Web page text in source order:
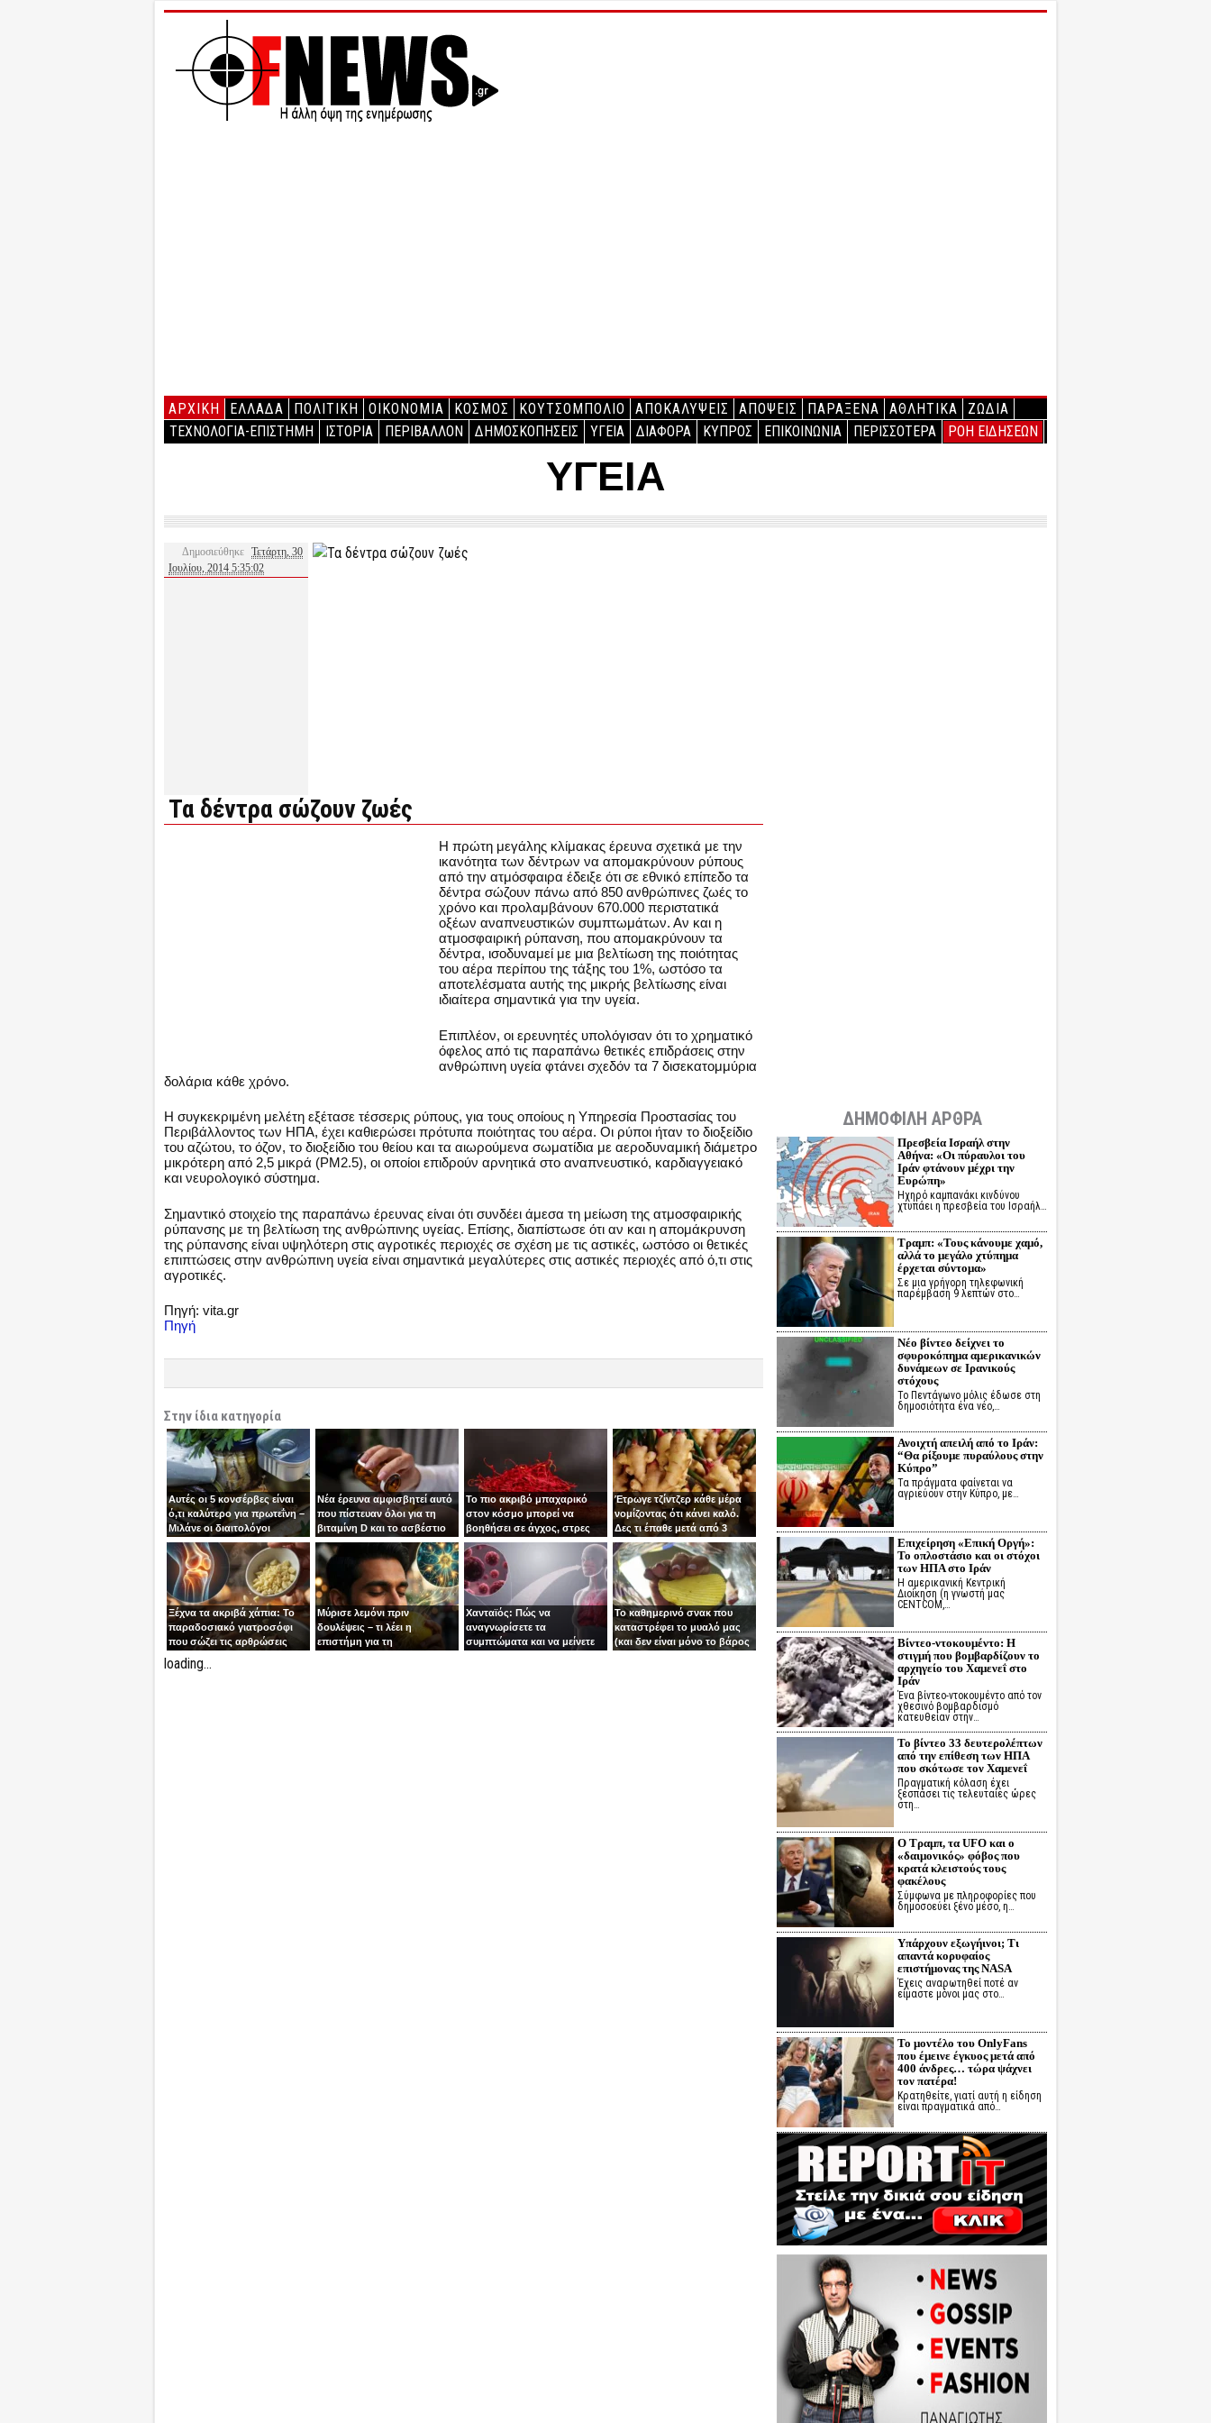
ΑΡΧΙΚΉ ΕΛΛΑΔΑ ΠΟΛΙΤΙΚΗ ΟΙΚΟΝΟΜΙΑ ΚΟΣΜΟΣ ΚΟΥΤΣΟΜΠΟΛΙΟ ΑΠΟΚΑΛΥΨΕΙΣ ΑΠΟΨΕΙΣ ΠΑΡΑΞΕΝΑ ΑΘΛΗΤΙΚΑ
ΖΩΔΙΑ
ΤΕΧΝΟΛΟΓΙΑ-ΕΠΙΣΤΗΜΗ
ΙΣΤΟΡΙΑ ΠΕΡΙΒΑΛΛΟΝ ΔΗΜΟΣΚΟΠΗΣΕΙΣ ΥΓΕΙΑ ΔΙΑΦΟΡΑ ΚΥΠΡΟΣ ΕΠΙΚΟΙΝΩΝΙΑ ΠΕΡΙΣΣΟΤΕΡΑ ΡΟΗ ΕΙΔΗΣΕΩΝ
ΥΓΕΙΑ
Δημοσιεύθηκε Τετάρτη, 30
Ιουλίου, 2014 5:35:02
Τα δέντρα σώζουν ζωές
Η πρώτη μεγάλης κλίμακας έρευνα σχετικά με την
ικανότητα των δέντρων να απομακρύνουν ρύπους
από την ατμόσφαιρα έδειξε ότι σε εθνικό επίπεδο τα
δέντρα σώζουν πάνω από 850 ανθρώπινες ζωές το
χρόνο και προλαμβάνουν 670.000 περιστατικά
οξέων αναπνευστικών συμπτωμάτων. Αν και η
ατμοσφαιρική ρύπανση, που απομακρύνουν τα
δέντρα, ισοδυναμεί με μια βελτίωση της ποιότητας
του αέρα περίπου της τάξης του 1%, ωστόσο τα
αποτελέσματα αυτής της μικρής βελτίωσης είναι
ιδιαίτερα σημαντικά για την υγεία.
Επιπλέον, οι ερευνητές υπολόγισαν ότι το χρηματικό
όφελος από τις παραπάνω θετικές επιδράσεις στην
ανθρώπινη υγεία φτάνει σχεδόν τα 7 δισεκατομμύρια
δολάρια κάθε χρόνο.
Η συγκεκριμένη μελέτη εξέτασε τέσσερις ρύπους, για τους οποίους η Υπηρεσία Προστασίας του
Περιβάλλοντος των ΗΠΑ, έχει καθιερώσει πρότυπα ποιότητας του αέρα. Οι ρύποι ήταν το διοξείδιο
του αζώτου, το όζον, το διοξείδιο του θείου και τα αιωρούμενα σωματίδια με αεροδυναμική διάμετρο
μικρότερη από 2,5 μικρά (PM2.5), οι οποίοι επιδρούν αρνητικά στο αναπνευστικό, καρδιαγγειακό
και νευρολογικό σύστημα.
Σημαντικό στοιχείο της παραπάνω έρευνας είναι ότι συνδέει άμεσα τη μείωση της ατμοσφαιρικής
ρύπανσης με τη βελτίωση της ανθρώπινης υγείας. Επίσης, διαπίστωσε ότι αν και η απομάκρυνση
της ρύπανσης είναι υψηλότερη στις αγροτικές περιοχές σε σχέση με τις αστικές, ωστόσο οι θετικές
επιπτώσεις στην ανθρώπινη υγεία είναι σημαντικά μεγαλύτερες στις αστικές περιοχές από ό,τι στις
αγροτικές.
Πηγή: vita.gr
Πηγή
Στην ίδια κατηγορία
Αυτές οι 5 κονσέρβες είναι
ό,τι καλύτερο για πρωτεΐνη –
Μιλάνε οι διαιτολόγοι
Νέα έρευνα αμφισβητεί αυτό
που πίστευαν όλοι για τη
βιταμίνη D και το ασβέστιο
Το πιο ακριβό μπαχαρικό
στον κόσμο μπορεί να
βοηθήσει σε άγχος, στρες
και κατάθλιψη
Έτρωγε τζίντζερ κάθε μέρα
νομίζοντας ότι κάνει καλό.
Δες τι έπαθε μετά από 3
μήνες!
Ξέχνα τα ακριβά χάπια: Το
παραδοσιακό γιατροσόφι
που σώζει τις αρθρώσεις
Μύρισε λεμόνι πριν
δουλέψεις – τι λέει η
επιστήμη για τη
Χανταϊός: Πώς να
αναγνωρίσετε τα
συμπτώματα και να μείνετε
Το καθημερινό σνακ που
καταστρέφει το μυαλό μας
(και δεν είναι μόνο το βάρος
loading...
ΔΗΜΟΦΙΛΗ ΑΡΘΡΑ
Πρεσβεία Ισραήλ στην
Αθήνα: «Οι πύραυλοι του
Ιράν φτάνουν μέχρι την
Ευρώπη»
Ηχηρό καμπανάκι κινδύνου
χτυπάει η πρεσβεία του Ισραήλ…
Τραμπ: «Τους κάνουμε χαμό,
αλλά το μεγάλο χτύπημα
έρχεται σύντομα»
Σε μια γρήγορη τηλεφωνική
παρέμβαση 9 λεπτών στο…
Νέο βίντεο δείχνει το
σφυροκόπημα αμερικανικών
δυνάμεων σε Ιρανικούς
στόχους
Το Πεντάγωνο μόλις έδωσε στη
δημοσιότητα ένα νέο,…
Ανοιχτή απειλή από το Ιράν:
“Θα ρίξουμε πυραύλους στην
Κύπρο”
Τα πράγματα φαίνεται να
αγριεύουν στην Κύπρο, με…
Επιχείρηση «Επική Οργή»:
Το οπλοστάσιο και οι στόχοι
των ΗΠΑ στο Ιράν
Η αμερικανική Κεντρική
Διοίκηση (η γνωστή μας
CENTCOM,…
Βίντεο-ντοκουμέντο: Η
στιγμή που βομβαρδίζουν το
αρχηγείο του Χαμενεΐ στο
Ιράν
Ένα βίντεο-ντοκουμέντο από τον
χθεσινό βομβαρδισμό
κατευθείαν στην…
Το βίντεο 33 δευτερολέπτων
από την επίθεση των ΗΠΑ
που σκότωσε τον Χαμενεΐ
Πραγματική κόλαση έχει
ξεσπάσει τις τελευταίες ώρες
στη…
Ο Τραμπ, τα UFO και ο
«δαιμονικός» φόβος που
κρατά κλειστούς τους
φακέλους
Σύμφωνα με πληροφορίες που
δημοσοεύει ξένο μέσο, η…
Υπάρχουν εξωγήινοι; Τι
απαντά κορυφαίος
επιστήμονας της NASA
Έχεις αναρωτηθεί ποτέ αν
είμαστε μόνοι μας στο…
Το μοντέλο του OnlyFans
που έμεινε έγκυος μετά από
400 άνδρες… τώρα ψάχνει
τον πατέρα!
Κρατηθείτε, γιατί αυτή η είδηση
είναι πραγματικά από…